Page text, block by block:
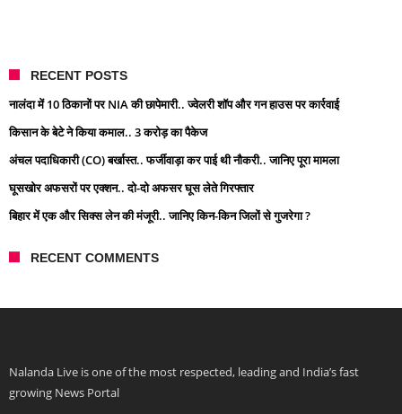
RECENT POSTS
नालंदा में 10 ठिकानों पर NIA की छापेमारी.. ज्वेलरी शॉप और गन हाउस पर कार्रवाई
किसान के बेटे ने किया कमाल.. 3 करोड़ का पैकेज
अंचल पदाधिकारी (CO) बर्खास्त.. फर्जीवाड़ा कर पाई थी नौकरी.. जानिए पूरा मामला
घूसखोर अफसरों पर एक्शन.. दो-दो अफसर घूस लेते गिरफ्तार
बिहार में एक और सिक्स लेन की मंजूरी.. जानिए किन-किन जिलों से गुजरेगा ?
RECENT COMMENTS
Nalanda Live is one of the most respected, leading and India’s fast
growing News Portal